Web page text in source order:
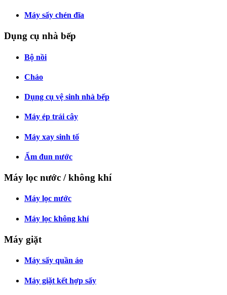
Máy sấy chén đĩa
Dụng cụ nhà bếp
Bộ nồi
Chảo
Dụng cụ vệ sinh nhà bếp
Máy ép trái cây
Máy xay sinh tố
Ấm đun nước
Máy lọc nước / không khí
Máy lọc nước
Máy lọc không khí
Máy giặt
Máy sấy quần áo
Máy giặt kết hợp sấy